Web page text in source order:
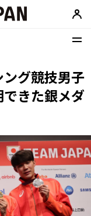
ング競技男子
きた銀メダ